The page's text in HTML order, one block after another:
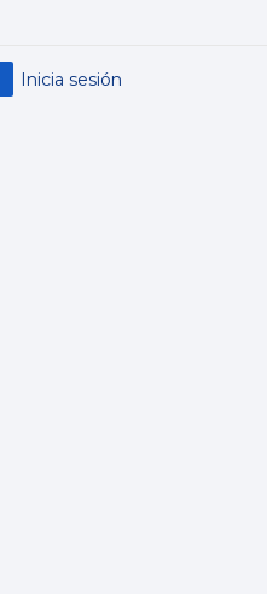
Inicia sesión